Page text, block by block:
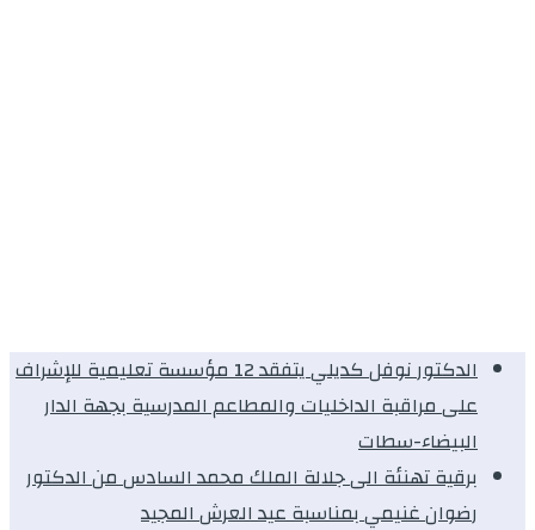
الدكتور نوفل كديلي يتفقد 12 مؤسسة تعليمية للإشراف
على مراقبة الداخليات والمطاعم المدرسية بجهة الدار
البيضاء-سطات
برقية تهنئة الى جلالة الملك محمد السادس من الدكتور
رضوان غنيمي بمناسبة عيد العرش المجيد